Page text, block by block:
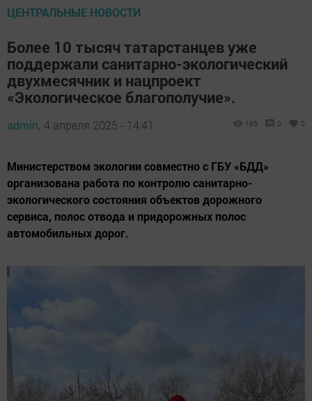
ЦЕНТРАЛЬНЫЕ НОВОСТИ
Более 10 тысяч татарстанцев уже
поддержали санитарно-экологический
двухмесячник и нацпроект
«Экологическое благополучие».
admin, 4 апреля 2025 - 14:41 165 0 0
Министерством экологии совместно с ГБУ «БДД»
организована работа по контролю санитарно-
экологического состояния объектов дорожного
сервиса, полос отвода и придорожных полос
автомобильных дорог.